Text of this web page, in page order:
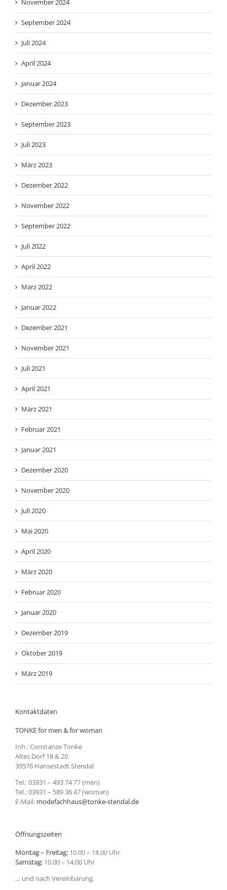
November 2024
September 2024
Juli 2024
April 2024
Januar 2024
Dezember 2023
September 2023
Juli 2023
März 2023
Dezember 2022
November 2022
September 2022
Juli 2022
April 2022
März 2022
Januar 2022
Dezember 2021
November 2021
Juli 2021
April 2021
März 2021
Februar 2021
Januar 2021
Dezember 2020
November 2020
Juli 2020
Mai 2020
April 2020
März 2020
Februar 2020
Januar 2020
Dezember 2019
Oktober 2019
März 2019
Kontaktdaten
TONKE for men & for woman
Inh.: Constanze Tonke
Altes Dorf 18 & 20
39576 Hansestadt Stendal
Tel.: 03931 – 493 74 77 (men)
Tel.: 03931 – 589 36 47 (woman)
E-Mail: modefachhaus@tonke-stendal.de
Öffnungszeiten
Montag – Freitag: 10.00 – 18.00 Uhr
Samstag: 10.00 – 14.00 Uhr
… und nach Vereinbarung.